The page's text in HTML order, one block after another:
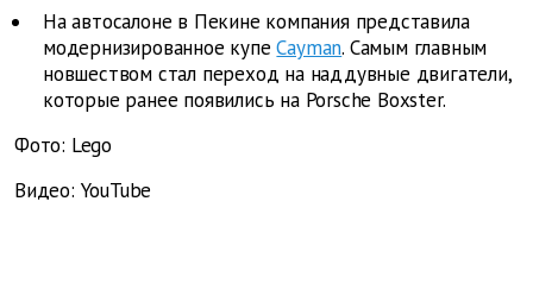
На автосалоне в Пекине компания представила
модернизированное купе Cayman. Самым главным
новшеством стал переход на наддувные двигатели,
которые ранее появились на Porsche Boxster.
Фото: Lego
Видео: YouTube